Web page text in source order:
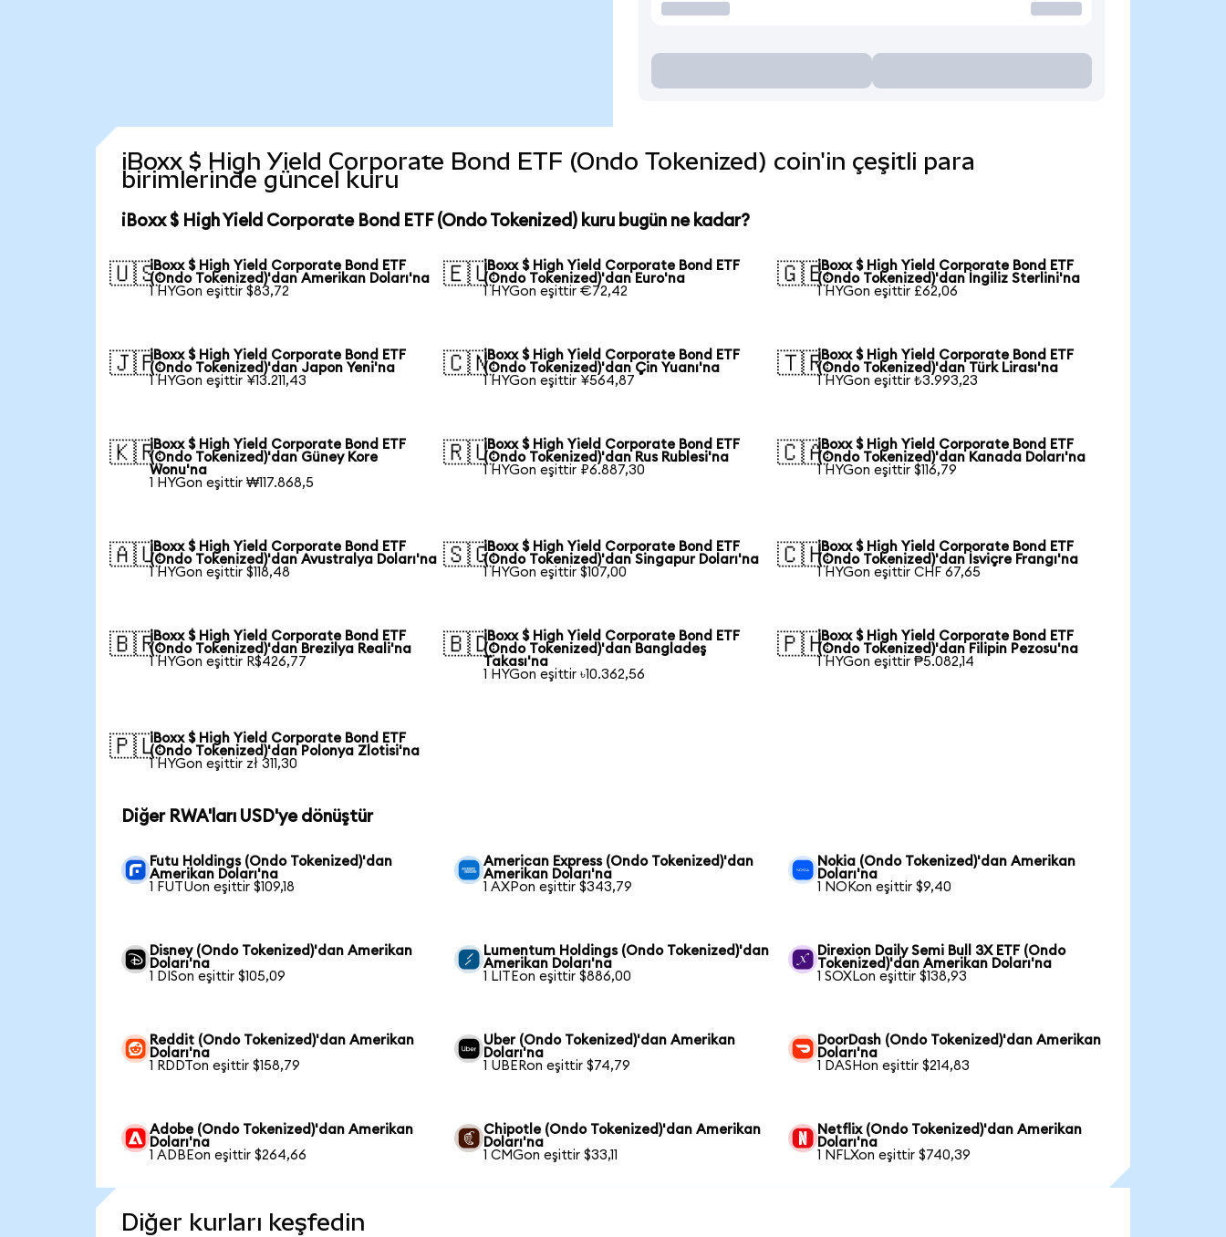
iBoxx $ High Yield Corporate Bond ETF (Ondo Tokenized) coin'in çeşitli para
birimlerinde güncel kuru
iBoxx $ High Yield Corporate Bond ETF (Ondo Tokenized) kuru bugün ne kadar?
🇺🇸iBoxx $ High Yield Corporate Bond ETF
(Ondo Tokenized)'dan Amerikan Doları'na
1 HYGon eşittir $83,72
🇪🇺iBoxx $ High Yield Corporate Bond ETF
(Ondo Tokenized)'dan Euro'na
1 HYGon eşittir €72,42
🇬🇧iBoxx $ High Yield Corporate Bond ETF
(Ondo Tokenized)'dan İngiliz Sterlini'na
1 HYGon eşittir £62,06
🇯🇵iBoxx $ High Yield Corporate Bond ETF
(Ondo Tokenized)'dan Japon Yeni'na
1 HYGon eşittir ¥13.211,43
🇨🇳iBoxx $ High Yield Corporate Bond ETF
(Ondo Tokenized)'dan Çin Yuanı'na
1 HYGon eşittir ¥564,87
🇹🇷iBoxx $ High Yield Corporate Bond ETF
(Ondo Tokenized)'dan Türk Lirası'na
1 HYGon eşittir ₺3.993,23
🇰🇷iBoxx $ High Yield Corporate Bond ETF
(Ondo Tokenized)'dan Güney Kore
Wonu'na
1 HYGon eşittir ₩117.868,5
🇷🇺iBoxx $ High Yield Corporate Bond ETF
(Ondo Tokenized)'dan Rus Rublesi'na
1 HYGon eşittir ₽6.887,30
🇨🇦iBoxx $ High Yield Corporate Bond ETF
(Ondo Tokenized)'dan Kanada Doları'na
1 HYGon eşittir $116,79
🇦🇺iBoxx $ High Yield Corporate Bond ETF
(Ondo Tokenized)'dan Avustralya Doları'na
1 HYGon eşittir $118,48
🇸🇬iBoxx $ High Yield Corporate Bond ETF
(Ondo Tokenized)'dan Singapur Doları'na
1 HYGon eşittir $107,00
🇨🇭iBoxx $ High Yield Corporate Bond ETF
(Ondo Tokenized)'dan İsviçre Frangı'na
1 HYGon eşittir CHF 67,65
🇧🇷iBoxx $ High Yield Corporate Bond ETF
(Ondo Tokenized)'dan Brezilya Reali'na
1 HYGon eşittir R$426,77
🇧🇩iBoxx $ High Yield Corporate Bond ETF
(Ondo Tokenized)'dan Bangladeş
Takası'na
1 HYGon eşittir ৳10.362,56
🇵🇭iBoxx $ High Yield Corporate Bond ETF
(Ondo Tokenized)'dan Filipin Pezosu'na
1 HYGon eşittir ₱5.082,14
🇵🇱iBoxx $ High Yield Corporate Bond ETF
(Ondo Tokenized)'dan Polonya Zlotisi'na
1 HYGon eşittir zł 311,30
Diğer RWA'ları USD'ye dönüştür
Futu Holdings (Ondo Tokenized)'dan
Amerikan Doları'na
1 FUTUon eşittir $109,18
American Express (Ondo Tokenized)'dan
Amerikan Doları'na
1 AXPon eşittir $343,79
Nokia (Ondo Tokenized)'dan Amerikan
Doları'na
1 NOKon eşittir $9,40
Disney (Ondo Tokenized)'dan Amerikan
Doları'na
1 DISon eşittir $105,09
Lumentum Holdings (Ondo Tokenized)'dan
Amerikan Doları'na
1 LITEon eşittir $886,00
Direxion Daily Semi Bull 3X ETF (Ondo
Tokenized)'dan Amerikan Doları'na
1 SOXLon eşittir $138,93
Reddit (Ondo Tokenized)'dan Amerikan
Doları'na
1 RDDTon eşittir $158,79
Uber (Ondo Tokenized)'dan Amerikan
Doları'na
1 UBERon eşittir $74,79
DoorDash (Ondo Tokenized)'dan Amerikan
Doları'na
1 DASHon eşittir $214,83
Adobe (Ondo Tokenized)'dan Amerikan
Doları'na
1 ADBEon eşittir $264,66
Chipotle (Ondo Tokenized)'dan Amerikan
Doları'na
1 CMGon eşittir $33,11
Netflix (Ondo Tokenized)'dan Amerikan
Doları'na
1 NFLXon eşittir $740,39
Diğer kurları keşfedin